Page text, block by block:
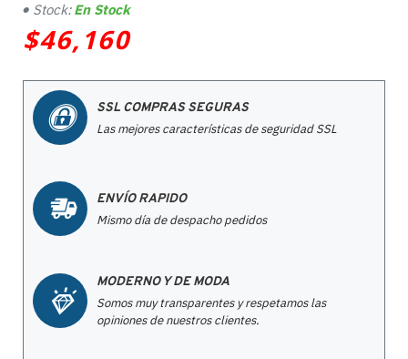
$46,160
Stock: En Stock
SSL COMPRAS SEGURAS
Las mejores características de seguridad SSL
ENVÍO RAPIDO
Mismo día de despacho pedidos
MODERNO Y DE MODA
Somos muy transparentes y respetamos las
opiniones de nuestros clientes.